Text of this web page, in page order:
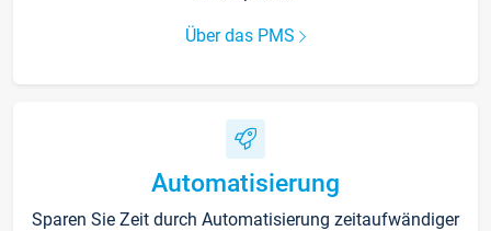
Über das PMS
Automatisierung
Sparen Sie Zeit durch Automatisierung zeitaufwändiger